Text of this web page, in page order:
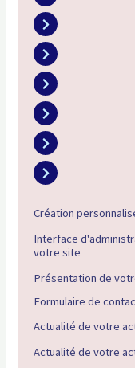
Création
Interface
votre site
Présentation de
Formulaire de
Actualité de votre
Actualité de votre